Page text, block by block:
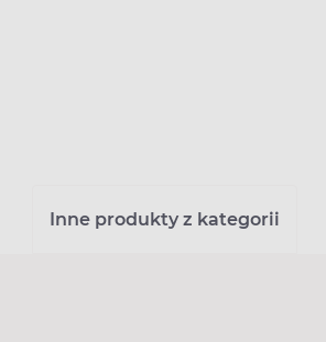
Inne produkty z kategorii